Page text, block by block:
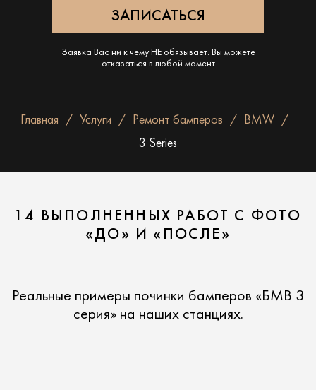
Заявка Вас ни к чему НЕ обязывает. Вы можете
отказаться в любой момент
Главная Услуги Ремонт бамперов
BMW
3 Series
14 ВЫПОЛНЕННЫХ РАБОТ С ФОТО
«ДО» И «ПОСЛЕ»
Реальные примеры починки бамперов «БМВ 3
серия» на наших станциях.